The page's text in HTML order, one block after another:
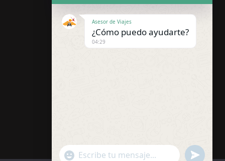
Asesor de Viajes
¿Cómo puedo ayudarte?
04:29
"+chaty_settings.lang.emoji_picker+" undefined